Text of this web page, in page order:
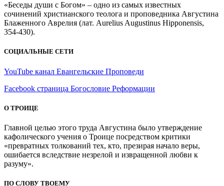
«Беседы души с Богом» – одно из самых известных
сочинений христианского теолога и проповедника Августина
Блаженного Аврелия (лат. Aurelius Augustinus Hipponensis,
354-430).
СОЦИАЛЬНЫЕ СЕТИ
YouTube канал Евангельские Проповеди
Facebook страница Богословие Реформации
О ТРОИЦЕ
Главной целью этого труда Августина было утверждение
кафолического учения о Троице посредством критики
«превратных толкований тех, кто, презирая начало веры,
ошибается вследствие незрелой и извращенной любви к
разуму».
ПО СЛОВУ ТВОЕМУ